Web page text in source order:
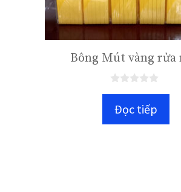
Bông Mút vàng rửa
gĐọc tiếp